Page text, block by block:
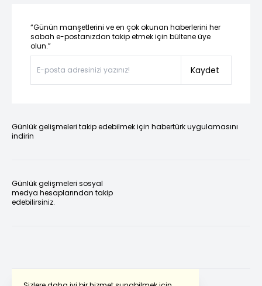
“Günün manşetlerini ve en çok okunan haberlerini her
sabah e-postanızdan takip etmek için bültene üye
olun.”
Kaydet
Günlük gelişmeleri takip edebilmek için habertürk uygulamasını
indirin
Günlük gelişmeleri sosyal
medya hesaplarından takip
edebilirsiniz.